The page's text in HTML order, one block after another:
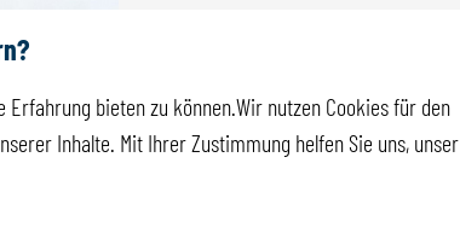
bieten zu können.Wir nutzen Cookies für den
Inhalte. Mit Ihrer Zustimmung helfen Sie uns, unser